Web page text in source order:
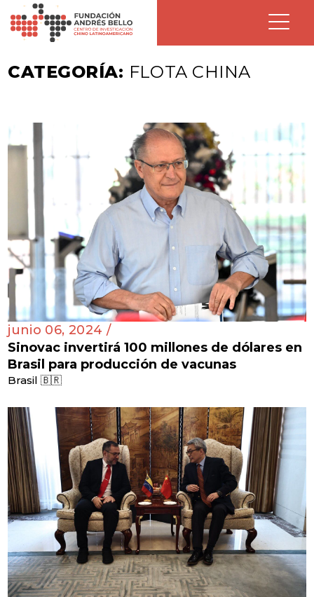
CATEGORÍA: FLOTA CHINA
junio 06, 2024 /
Sinovac invertirá 100 millones de dólares en
Brasil para producción de vacunas
Brasil 🇧🇷